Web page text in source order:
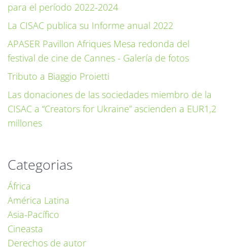
para el período 2022-2024
La CISAC publica su Informe anual 2022
APASER Pavillon Afriques Mesa redonda del
festival de cine de Cannes - Galería de fotos
Tributo a Biaggio Proietti
Las donaciones de las sociedades miembro de la
CISAC a “Creators for Ukraine” ascienden a EUR1,2
millones
Categorias
África
América Latina
Asia-Pacífico
Cineasta
Derechos de autor